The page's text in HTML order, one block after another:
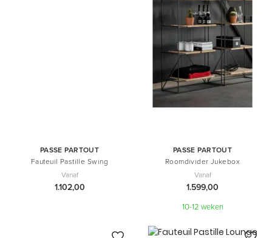
PASSE PARTOUT
Fauteuil Pastille Swing
Vanaf
1.102,00
PASSE PARTOUT
Roomdivider Jukebox
Vanaf
1.599,00
10-12 weken